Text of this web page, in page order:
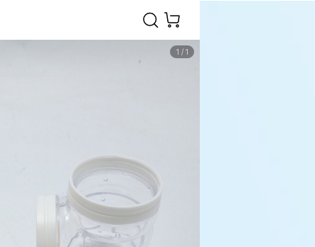
1 / 1